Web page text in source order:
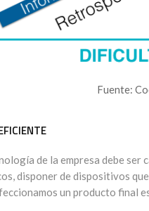
Fuente:
de la empresa debe
disponer de dispositivos
un producto final